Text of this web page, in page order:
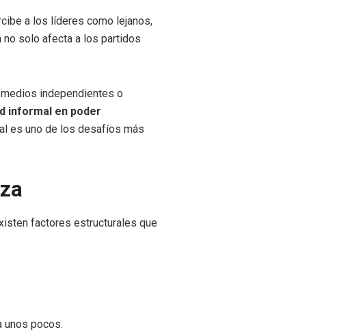
a los líderes como lejanos,
solo afecta a los partidos
independientes o
informal en poder
es uno de los desafíos más
factores estructurales que
unos pocos.